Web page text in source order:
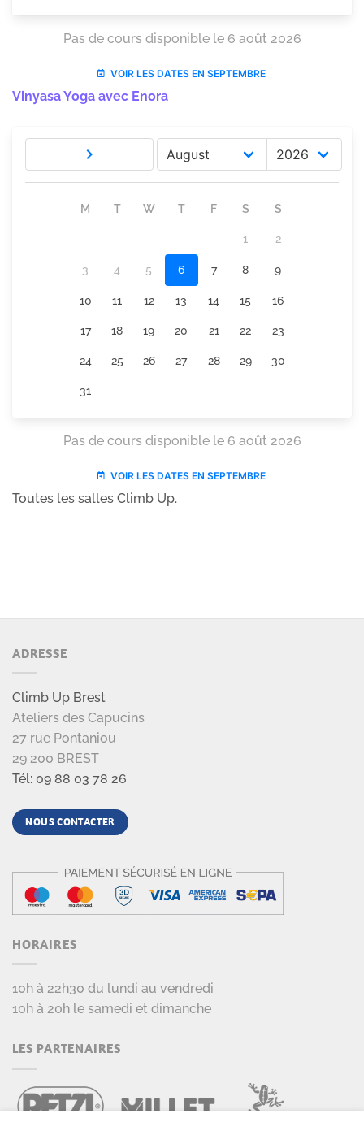
Vinyasa Yoga avec Enora
Toutes les salles Climb Up.
ADRESSE
Climb Up Brest
Ateliers des Capucins
27 rue Pontaniou
29 200 BREST
Tél: 09 88 03 78 26
NOUS CONTACTER
HORAIRES
10h à 22h30 du lundi au vendredi
10h à 20h le samedi et dimanche
LES PARTENAIRES